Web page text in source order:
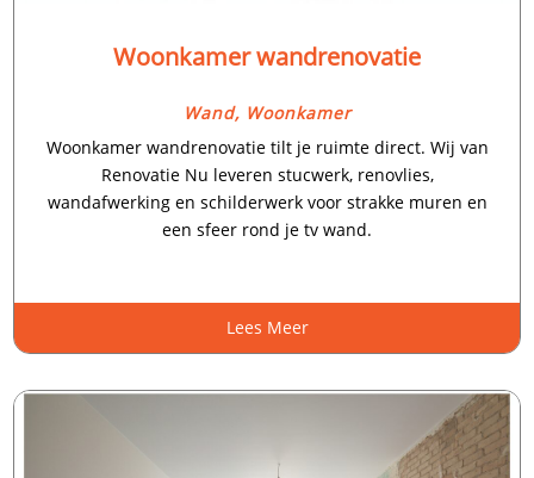
Woonkamer wandrenovatie
Wand, Woonkamer
Woonkamer wandrenovatie tilt je ruimte direct.​ Wij van
Renovatie Nu leveren stucwerk, renovlies,
wandafwerking en schilderwerk voor strakke muren en
een sfeer rond je tv wand.​
Lees Meer